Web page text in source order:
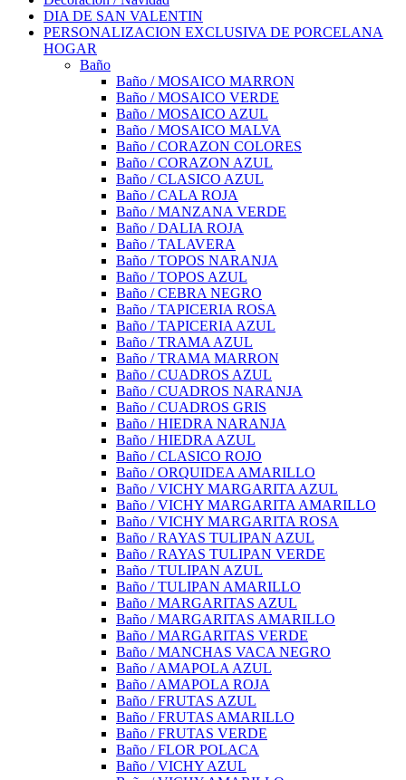
DIA DE SAN VALENTIN
PERSONALIZACION EXCLUSIVA DE PORCELANA
HOGAR
Baño
Baño / MOSAICO MARRON
Baño / MOSAICO VERDE
Baño / MOSAICO AZUL
Baño / MOSAICO MALVA
Baño / CORAZON COLORES
Baño / CORAZON AZUL
Baño / CLASICO AZUL
Baño / CALA ROJA
Baño / MANZANA VERDE
Baño / DALIA ROJA
Baño / TALAVERA
Baño / TOPOS NARANJA
Baño / TOPOS AZUL
Baño / CEBRA NEGRO
Baño / TAPICERIA ROSA
Baño / TAPICERIA AZUL
Baño / TRAMA AZUL
Baño / TRAMA MARRON
Baño / CUADROS AZUL
Baño / CUADROS NARANJA
Baño / CUADROS GRIS
Baño / HIEDRA NARANJA
Baño / HIEDRA AZUL
Baño / CLASICO ROJO
Baño / ORQUIDEA AMARILLO
Baño / VICHY MARGARITA AZUL
Baño / VICHY MARGARITA AMARILLO
Baño / VICHY MARGARITA ROSA
Baño / RAYAS TULIPAN AZUL
Baño / RAYAS TULIPAN VERDE
Baño / TULIPAN AZUL
Baño / TULIPAN AMARILLO
Baño / MARGARITAS AZUL
Baño / MARGARITAS AMARILLO
Baño / MARGARITAS VERDE
Baño / MANCHAS VACA NEGRO
Baño / AMAPOLA AZUL
Baño / AMAPOLA ROJA
Baño / FRUTAS AZUL
Baño / FRUTAS AMARILLO
Baño / FRUTAS VERDE
Baño / FLOR POLACA
Baño / VICHY AZUL